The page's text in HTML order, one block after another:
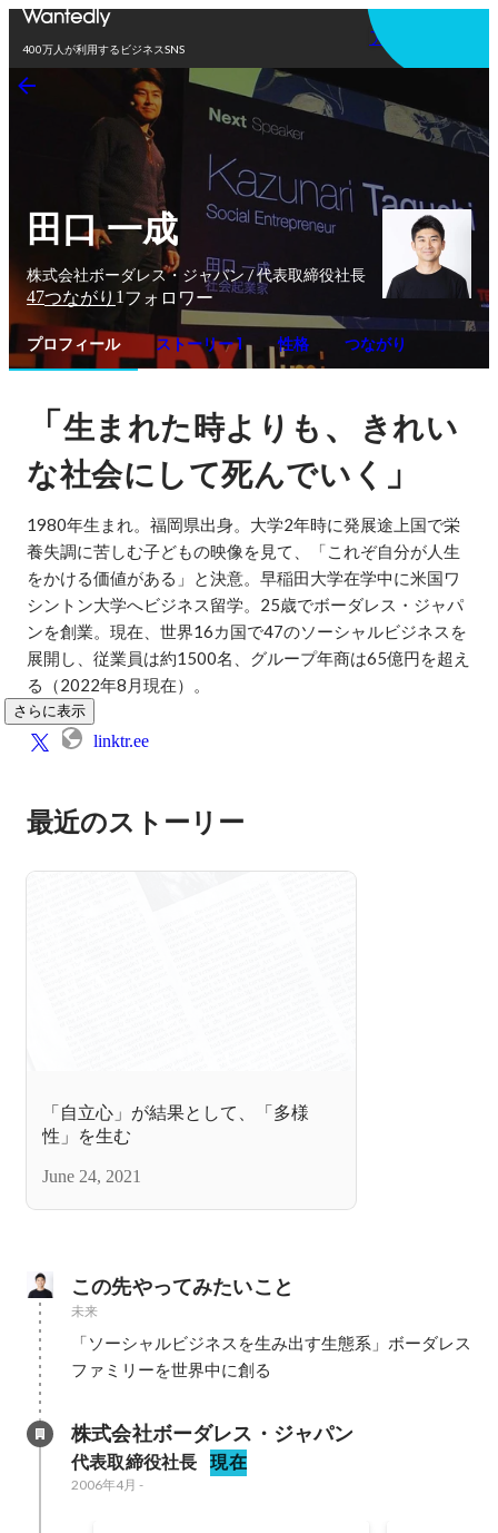
400万人が利用するビジネスSNS
アプリを使う
田口 一成
株式会社ボーダレス・ジャパン / 代表取締役社長
47つながり 1 フォロワー
プロフィール ストーリー 1 性格 つながり
「生まれた時よりも 、
きれい
な社会にして死んでいく 」
1980年生まれ。福岡県出身。大学2年時に発展途上国で栄
養失調に苦しむ子どもの映像を見て、「これぞ自分が人生
をかける価値がある」と決意。早稲田大学在学中に米国ワ
シントン大学へビジネス留学。25歳でボーダレス・ジャパ
ンを創業。現在、世界16カ国で47のソーシャルビジネスを
展開し、従業員は約1500名、グループ年商は65億円を超え
る（2022年8月現在）。
さらに表示
linktr.ee
最近のストーリー
「自立心」が結果として、「多様
性」を生む
June 24, 2021
この先やってみたいこと
未来
「ソーシャルビジネスを生み出す生態系」ボーダレス
ファミリーを世界中に創る
株式会社ボーダレス・ジャパン
代表取締役社長 現在
2006年4月 -